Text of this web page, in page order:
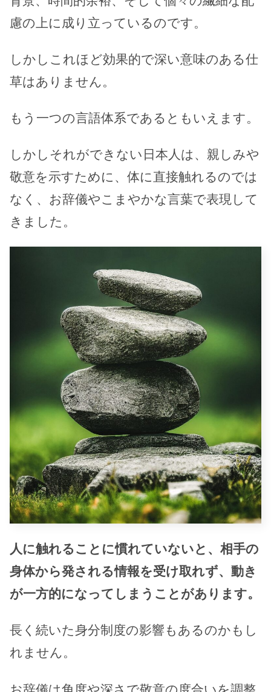
慮の上に成り立っているのです。
しかしこれほど効果的で深い意味のある仕
草はありません。
もう一つの言語体系であるともいえます。
しかしそれができない日本人は、親しみや
敬意を示すために、体に直接触れるのでは
なく、お辞儀やこまやかな言葉で表現して
きました。
人に触れることに慣れていないと、相手の
身体から発される情報を受け取れず、動き
が一方的になってしまうことがあります。
長く続いた身分制度の影響もあるのかもし
れません。
お辞儀は角度や深さで敬意の度合いを調整